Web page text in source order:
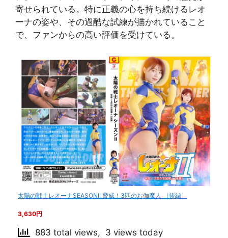
寄せられている。特に正義の心を持ち続けるレオ
ーナの姿や、その過酷な試練が描かれていること
で、ファンからの高い評価を受けている。
太陽の戦士レオーナSEASONII 脅威！3匹のお伽魔人 ［後編］
3,630円
883 total views, 3 views today